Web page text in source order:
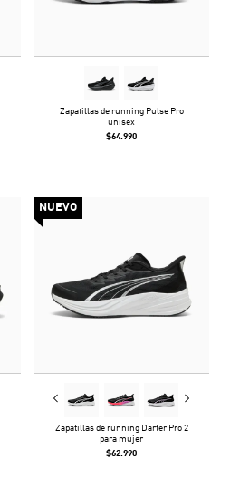
Zapatillas de running Pulse Pro
unisex
$64.990
NUEVO
Zapatillas de running Darter Pro 2
para mujer
$62.990